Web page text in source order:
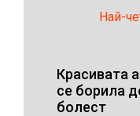
Най-
Красивата
се борила
болест